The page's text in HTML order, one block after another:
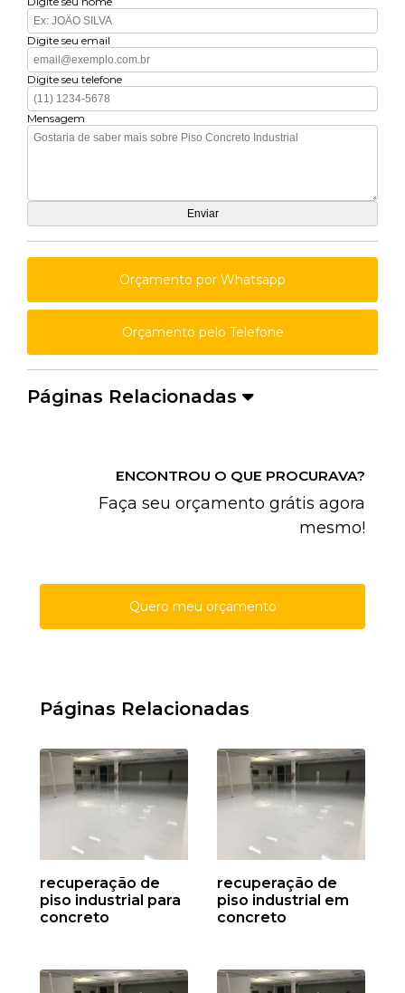
Digite seu email
Digite seu telefone
Mensagem
Orçamento por Whatsapp
Orçamento pelo Telefone
Páginas Relacionadas
ENCONTROU O QUE PROCURAVA?
Faça seu orçamento grátis agora
mesmo!
Quero meu orçamento
Páginas Relacionadas
recuperação de
piso industrial para
concreto
recuperação de
piso industrial em
concreto